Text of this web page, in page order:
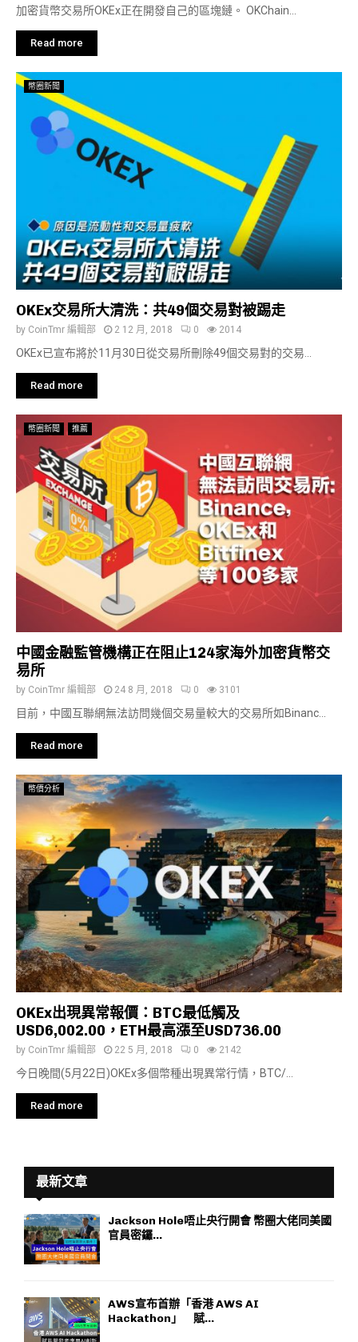
加密貨幣交易所OKEx正在開發自己的區塊鏈。 OKChain...
Read more
幣圈新聞
OKEx交易所大清洗：共49個交易對被踢走
by CoinTmr 編輯部 2 12 月, 2018 0 2014
OKEx已宣布將於11月30日從交易所刪除49個交易對的交易...
Read more
幣圈新聞 推薦
中國金融監管機構正在阻止124家海外加密貨幣交
易所
by CoinTmr 編輯部 24 8 月, 2018 0 3101
目前，中國互聯網無法訪問幾個交易量較大的交易所如Binanc...
Read more
幣價分析
OKEx出現異常報價：BTC最低觸及
USD6,002.00，ETH最高漲至USD736.00
by CoinTmr 編輯部 22 5 月, 2018 0 2142
今日晚間(5月22日)OKEx多個幣種出現異常行情，BTC/...
Read more
最新文章
Jackson Hole唔止央行開會 幣圈大佬同美國
官員密鑼...
AWS宣布首辦「香港 AWS AI
Hackathon」 賦...